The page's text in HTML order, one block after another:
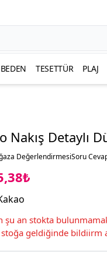
TESETTÜR PLAJ
Nakış Detaylı
DeğerlendirmesiSoru
şu an stokta
geldiğinde bildiirm